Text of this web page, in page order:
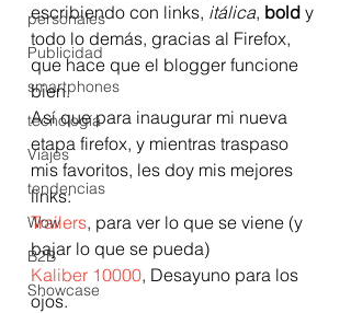
personales
Publicidad
smartphones
tecnología
Viajes
tendencias
Wow
B2B
Showcase
escribiendo con links, itálica, bold y
todo lo demás, gracias al Firefox,
que hace que el blogger funcione
bien.
Así que para inaugurar mi nueva
etapa firefox, y mientras traspaso
mis favoritos, les doy mis mejores
links:
Trailers, para ver lo que se viene (y
bajar lo que se pueda)
Kaliber 10000, Desayuno para los
ojos.